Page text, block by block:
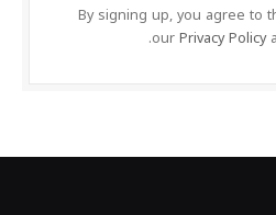
By signing up, you agree to
ourPrivacy Policy